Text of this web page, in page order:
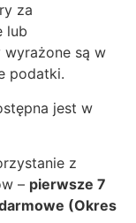
za
lub
wyrażone są w
podatki.
jest w
z
– pierwsze 7
(Okres